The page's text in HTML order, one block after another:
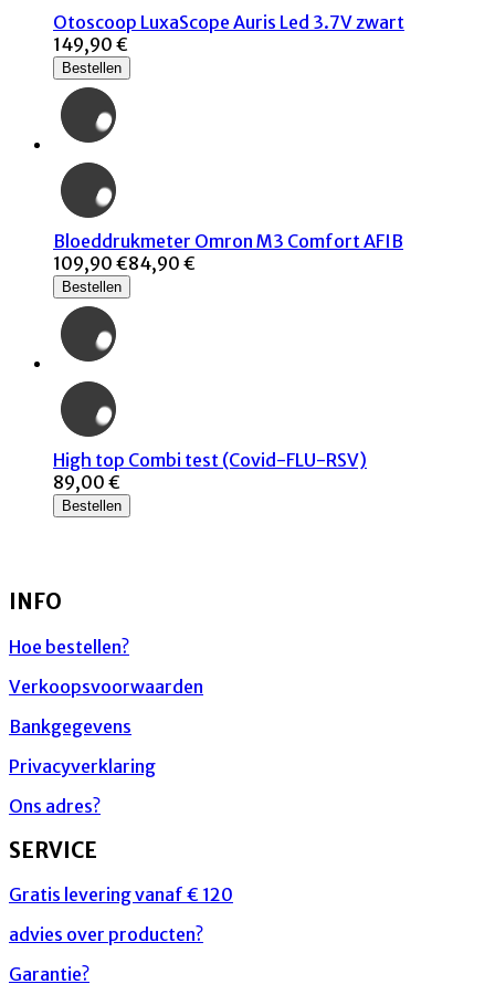
Otoscoop LuxaScope Auris Led 3.7V zwart
149,90 €
Bestellen
Bloeddrukmeter Omron M3 Comfort AFIB
109,90 €84,90 €
Bestellen
High top Combi test (Covid-FLU-RSV)
89,00 €
Bestellen
INFO
Hoe bestellen?
Verkoopsvoorwaarden
Bankgegevens
Privacyverklaring
Ons adres?
SERVICE
Gratis levering vanaf € 120
advies over producten?
Garantie?